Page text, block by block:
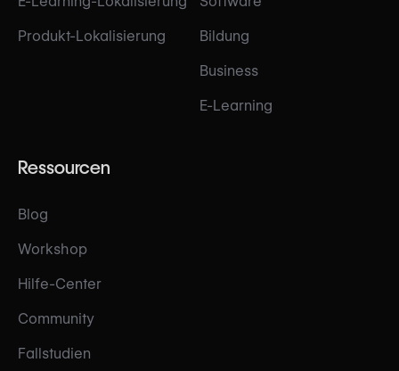
Produkt-Lokalisierung Bildung
Business
E-Learning
Ressourcen
Blog
Workshop
Hilfe-Center
Community
Fallstudien